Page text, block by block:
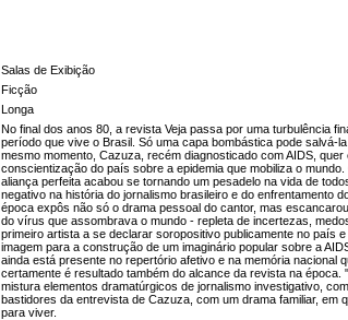
Salas de Exibição
Ficção
Longa
No final dos anos 80, a revista Veja passa por uma turbulência
período que vive o Brasil. Só uma capa bombástica pode salvá-
mesmo momento, Cazuza, recém diagnosticado com AIDS,
conscientização do país sobre a epidemia que mobiliza o
aliança perfeita acabou se tornando um pesadelo na vida de
negativo na história do jornalismo brasileiro e do enfrentamento
época expôs não só o drama pessoal do cantor, mas
do vírus que assombrava o mundo - repleta de incertezas,
primeiro artista a se declarar soropositivo publicamente no país
imagem para a construção de um imaginário popular sobre a
ainda está presente no repertório afetivo e na memória nacional
certamente é resultado também do alcance da revista na época.
mistura elementos dramatúrgicos de jornalismo investigativo,
bastidores da entrevista de Cazuza, com um drama familiar, em
para viver.